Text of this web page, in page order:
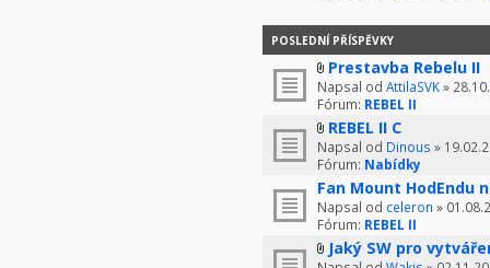
POSLEDNÍ PŘÍSPĚVKY
Prestavba Rebelu II
Napsal od AttilaSVK»
Fórum: REBEL II
REBEL II C
Napsal od Dinous »
Fórum: Nabídky
Fan Mount HodEndu
Napsal od celeron »
Fórum: REBEL II
Jaký SW pro